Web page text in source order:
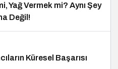
Yağ Vermek mi? Aynı Şey
Değil!
Küresel Başarısı